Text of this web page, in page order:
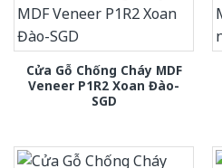
Cửa Gỗ Chống Cháy MDF
Veneer P1R2 Xoan Đào-
SGD